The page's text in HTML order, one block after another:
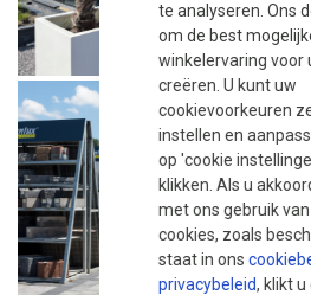
te analyseren. Ons
om de best
winkelervaring voor
creëren. U kunt uw
cookievoorkeuren
instellen en
op 'cookie
klikken. Als u
met ons gebruik van
cookies, zoals
staat in ons
privacybeleid, klikt u